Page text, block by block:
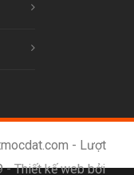
- Lượt
-Thiết kế web bởi